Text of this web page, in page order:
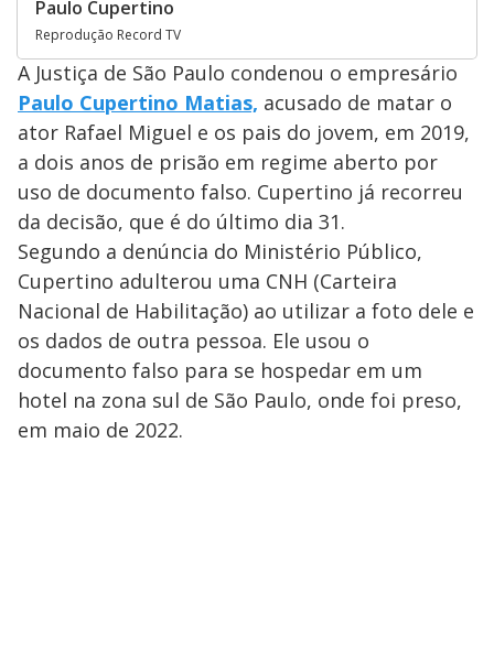
Paulo Cupertino
Reprodução Record TV
A Justiça de São Paulo condenou o empresário
Paulo Cupertino Matias, acusado de matar o
ator Rafael Miguel e os pais do jovem, em 2019,
a dois anos de prisão em regime aberto por
uso de documento falso. Cupertino já recorreu
da decisão, que é do último dia 31.
Segundo a denúncia do Ministério Público,
Cupertino adulterou uma CNH (Carteira
Nacional de Habilitação) ao utilizar a foto dele e
os dados de outra pessoa. Ele usou o
documento falso para se hospedar em um
hotel na zona sul de São Paulo, onde foi preso,
em maio de 2022.